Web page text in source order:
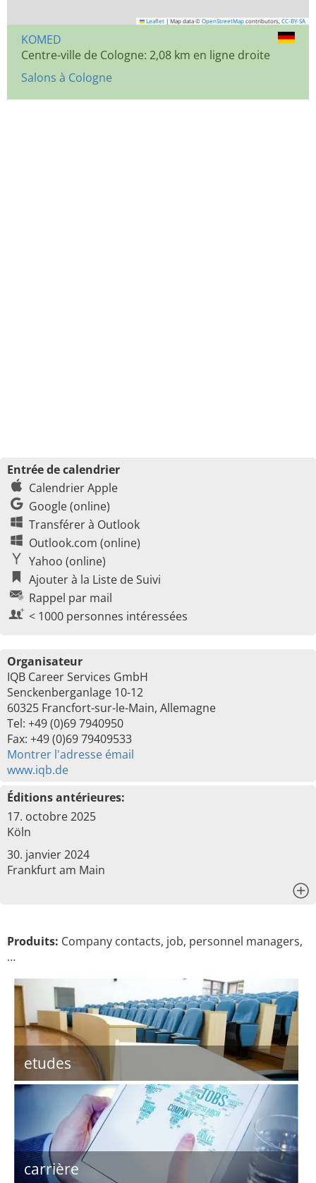
Leaflet | Map data © OpenStreetMap contributors, CC-BY-SA
KOMED
Centre-ville de Cologne: 2,08 km en ligne droite
Salons à Cologne
Entrée de calendrier
Calendrier Apple
Google (online)
Transférer à Outlook
Outlook.com (online)
Yahoo (online)
Ajouter à la Liste de Suivi
Rappel par mail
< 1000 personnes intéressées
Organisateur
IQB Career Services GmbH
Senckenberganlage 10-12
60325 Francfort-sur-le-Main, Allemagne
Tel: +49 (0)69 7940950
Fax: +49 (0)69 79409533
Montrer l'adresse émail
www.iqb.de
Éditions antérieures:
17. octobre 2025
Köln
30. janvier 2024
Frankfurt am Main
Produits: Company contacts, job, personnel managers,
…
etudes
carrière